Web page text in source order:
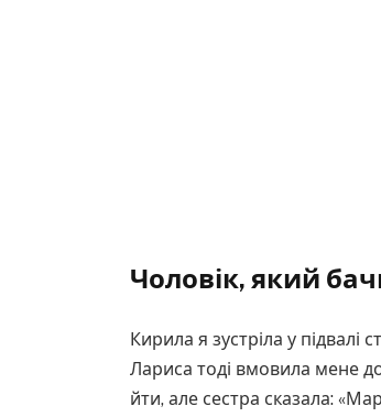
Чоловік, який
Кирила я зустріла у підвалі
Лариса тоді вмовила мене
йти, але сестра сказала: